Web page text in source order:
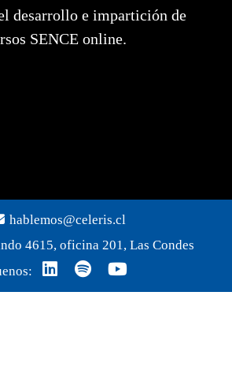
desarrollo e impartición de
SENCE online.
hablemos@celeris.cl
4615, oficina 201, Las Condes